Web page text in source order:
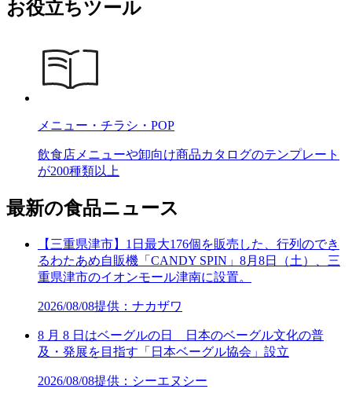
お役立ちツール
メニュー・チラシ・POP
飲食店メニューや卸向け商品カタログのテンプレート
が200種類以上
最新の食品ニュース
【三重県津市】1日最大176個を販売した、行列のでき
るわたあめ自販機「CANDY SPIN」8月8日（土）、三
重県津市のイオンモール津南に設置。
2026/08/08提供：ナカザワ
8 月 8 日はベーグルの日 日本のベーグル文化の普
及・発展を目指す「日本ベーグル協会」設立
2026/08/08提供：シーエヌシー